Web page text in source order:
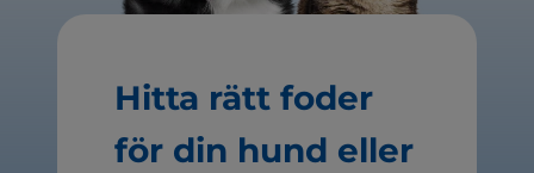
Hitta rätt foder
för din hund eller